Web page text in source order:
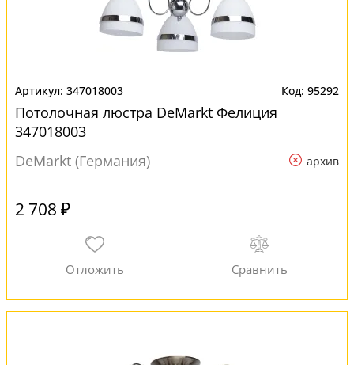
347018003 95292
Потолочная люстра DeMarkt Фелиция
347018003
DeMarkt (Германия)
архив
2 708 ₽